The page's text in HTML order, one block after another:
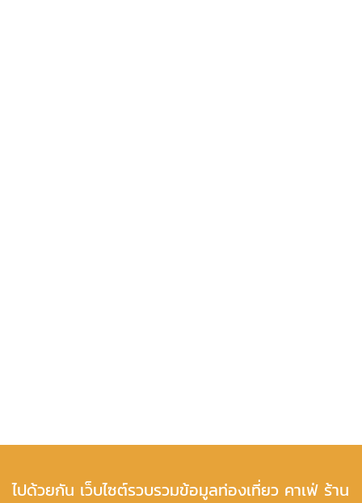
ไปด้วยกัน เว็บไซต์รวบรวมข้อมูลท่องเที่ยว คาเฟ่ ร้าน